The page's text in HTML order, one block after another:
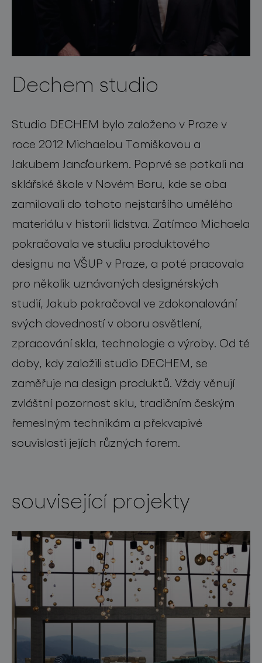
Dechem studio
Studio DECHEM bylo založeno v Praze v
roce 2012 Michaelou Tomiškovou a
Jakubem Janďourkem. Poprvé se potkali na
sklářské škole v Novém Boru, kde se oba
zamilovali do tohoto nejstaršího umělého
materiálu v historii lidstva. Zatímco Michaela
pokračovala ve studiu produktového
designu na VŠUP v Praze, a poté pracovala
pro několik uznávaných designérských
studií, Jakub pokračoval ve zdokonalování
svých dovedností v oboru osvětlení,
zpracování skla, technologie a výroby. Od té
doby, kdy založili studio DECHEM, se
zaměřuje na design produktů. Vždy věnují
zvláštní pozornost sklu, tradičním českým
řemeslným technikám a překvapivé
souvislosti jejích různých forem.
související projekty